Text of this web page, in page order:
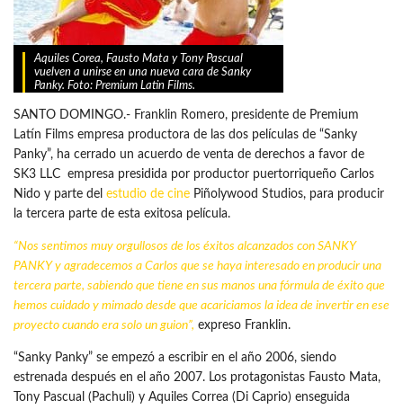
Aquiles Corea, Fausto Mata y Tony Pascual
vuelven a unirse en una nueva cara de Sanky
Panky. Foto: Premium Latin Films.
SANTO DOMINGO.- Franklin Romero, presidente de Premium
Latín Films empresa productora de las dos películas de “Sanky
Panky”, ha cerrado un acuerdo de venta de derechos a favor de
SK3 LLC empresa presidida por productor puertorriqueño Carlos
Nido y parte del estudio de cine Piñolywood Studios, para producir
la tercera parte de esta exitosa película.
“Nos sentimos muy orgullosos de los éxitos alcanzados con SANKY
PANKY y agradecemos a Carlos que se haya interesado en producir una
tercera parte, sabiendo que tiene en sus manos una fórmula de éxito que
hemos cuidado y mimado desde que acariciamos la idea de invertir en ese
proyecto cuando era solo un guion”, expreso Franklin.
“Sanky Panky” se empezó a escribir en el año 2006, siendo
estrenada después en el año 2007. Los protagonistas Fausto Mata,
Tony Pascual (Pachuli) y Aquiles Correa (Di Caprio) enseguida